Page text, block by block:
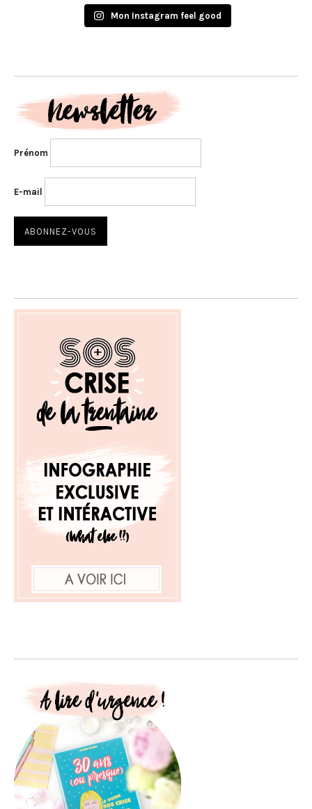
Mon Instagram feel good
Prénom
E-mail